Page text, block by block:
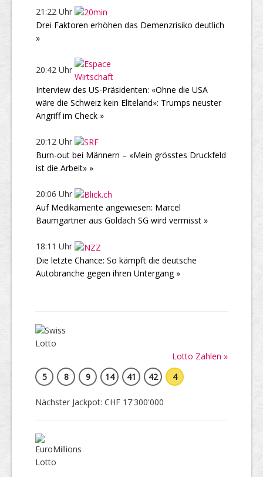
21:22 Uhr
Drei Faktoren erhöhen das Demenzrisiko deutlich
»
20:42 Uhr
Interview des US-Präsidenten: «Ohne die USA
wäre die Schweiz kein Eliteland»: Trumps neuster
Angriff im Check »
20:12 Uhr
Burn-out bei Männern – «Mein grösstes Druckfeld
ist die Arbeit» »
20:06 Uhr
Auf Medikamente angewiesen: Marcel
Baumgartner aus Goldach SG wird vermisst »
18:11 Uhr
Die letzte Chance: So kämpft die deutsche
Autobranche gegen ihren Untergang »
Lotto Zahlen »
5
8 9 14 41 42 4
Nächster Jackpot: CHF 17'300'000